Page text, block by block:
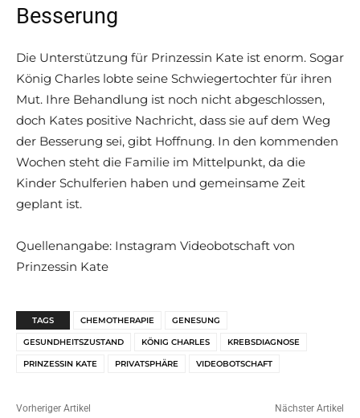
Besserung
Die Unterstützung für Prinzessin Kate ist enorm. Sogar
König Charles lobte seine Schwiegertochter für ihren
Mut. Ihre Behandlung ist noch nicht abgeschlossen,
doch Kates positive Nachricht, dass sie auf dem Weg
der Besserung sei, gibt Hoffnung. In den kommenden
Wochen steht die Familie im Mittelpunkt, da die
Kinder Schulferien haben und gemeinsame Zeit
geplant ist.
Quellenangabe: Instagram Videobotschaft von
Prinzessin Kate
TAGS CHEMOTHERAPIE GENESUNG
GESUNDHEITSZUSTAND KÖNIG CHARLES KREBSDIAGNOSE
PRINZESSIN KATE PRIVATSPHÄRE VIDEOBOTSCHAFT
Vorheriger Artikel Nächster Artikel